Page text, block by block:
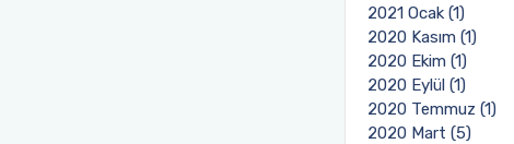
2021 Ocak (1)
2020 Kasım (1)
2020 Ekim (1)
2020 Eylül (1)
2020 Temmuz (1)
2020 Mart (5)